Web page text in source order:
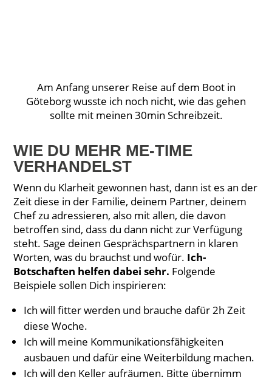
Am Anfang unserer Reise auf dem Boot in
Göteborg wusste ich noch nicht, wie das gehen
sollte mit meinen 30min Schreibzeit.
WIE DU MEHR ME-TIME
VERHANDELST
Wenn du Klarheit gewonnen hast, dann ist es an der
Zeit diese in der Familie, deinem Partner, deinem
Chef zu adressieren, also mit allen, die davon
betroffen sind, dass du dann nicht zur Verfügung
steht. Sage deinen Gesprächspartnern in klaren
Worten, was du brauchst und wofür. Ich-
Botschaften helfen dabei sehr. Folgende
Beispiele sollen Dich inspirieren:
Ich will fitter werden und brauche dafür 2h Zeit
diese Woche.
Ich will meine Kommunikationsfähigkeiten
ausbauen und dafür eine Weiterbildung machen.
Ich will den Keller aufräumen. Bitte übernimm